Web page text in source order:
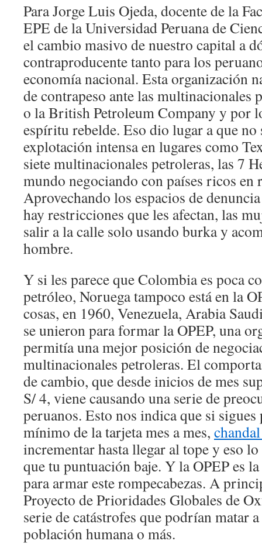
Para Jorge Luis Ojeda, docente de la
EPE de la Universidad Peruana de
el cambio masivo de nuestro capital a
contraproducente tanto para los
economía nacional. Esta organización
de contrapeso ante las multinacionales
o la British Petroleum Company y por
espíritu rebelde. Eso dio lugar a que
explotación intensa en lugares como
siete multinacionales petroleras, las 7
mundo negociando con países ricos en
Aprovechando los espacios de
hay restricciones que les afectan, las
salir a la calle solo usando burka y
hombre.
Y si les parece que Colombia es poca
petróleo, Noruega tampoco está en la
cosas, en 1960, Venezuela, Arabia
se unieron para formar la OPEP, una
permitía una mejor posición de
multinacionales petroleras. El
de cambio, que desde inicios de mes
S/ 4, viene causando una serie de
peruanos. Esto nos indica que si
mínimo de la tarjeta mes a mes,
incrementar hasta llegar al tope y eso
que tu puntuación baje. Y la OPEP es
para armar este rompecabezas. A
Proyecto de Prioridades Globales de
serie de catástrofes que podrían matar
población humana o más.